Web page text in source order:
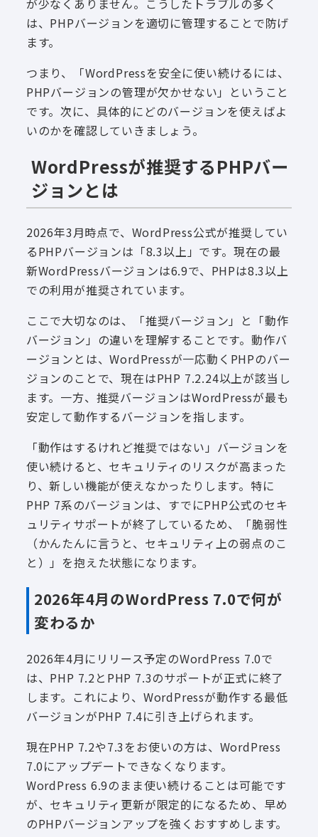
が少なくありません。こうしたトラブルの多く
は、PHPバージョンを適切に管理することで防げ
ます。
つまり、「WordPressを安全に使い続けるには、
PHPバージョンの管理が欠かせない」ということ
です。次に、具体的にどのバージョンを使えばよ
いのかを確認していきましょう。
WordPressが推奨するPHPバー
ジョンとは
2026年3月時点で、WordPress公式が推奨してい
るPHPバージョンは「8.3以上」です。現在の最
新WordPressバージョンは6.9で、PHPは8.3以上
での利用が推奨されています。
ここで大切なのは、「推奨バージョン」と「動作
バージョン」の違いを理解することです。動作バ
ージョンとは、WordPressが一応動くPHPのバー
ジョンのことで、現在はPHP 7.2.24以上が該当し
ます。一方、推奨バージョンはWordPressが最も
安定して動作するバージョンを指します。
「動作はするけれど推奨ではない」バージョンを
使い続けると、セキュリティのリスクが高まった
り、新しい機能が使えなかったりします。特に
PHP 7系のバージョンは、すでにPHP公式のセキ
ュリティサポートが終了しているため、「脆弱性
（かんたんに言うと、セキュリティ上の弱点のこ
と）」を抱えた状態になります。
2026年4月のWordPress 7.0で何が
変わるか
2026年4月にリリース予定のWordPress 7.0で
は、PHP 7.2とPHP 7.3のサポートが正式に終了
します。これにより、WordPressが動作する最低
バージョンがPHP 7.4に引き上げられます。
現在PHP 7.2や7.3をお使いの方は、WordPress
7.0にアップデートできなくなります。
WordPress 6.9のまま使い続けることは可能です
が、セキュリティ更新が限定的になるため、早め
のPHPバージョンアップを強くおすすめします。